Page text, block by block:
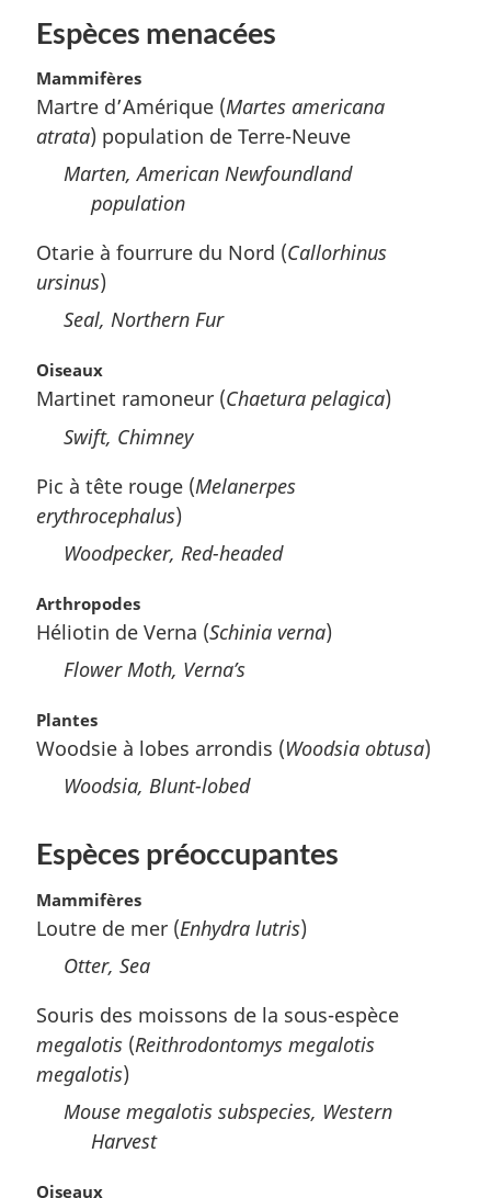
Espèces menacées
Mammifères
Martre d’Amérique (Martes americana
atrata) population de Terre-Neuve
Marten, American Newfoundland
population
Otarie à fourrure du Nord (Callorhinus
ursinus)
Seal, Northern Fur
Oiseaux
Martinet ramoneur (Chaetura pelagica)
Swift, Chimney
Pic à tête rouge (Melanerpes
erythrocephalus)
Woodpecker, Red-headed
Arthropodes
Héliotin de Verna (Schinia verna)
Flower Moth, Verna’s
Plantes
Woodsie à lobes arrondis (Woodsia obtusa)
Woodsia, Blunt-lobed
Espèces préoccupantes
Mammifères
Loutre de mer (Enhydra lutris)
Otter, Sea
Souris des moissons de la sous-espèce
megalotis (Reithrodontomys megalotis
megalotis)
Mousemegalotis subspecies, Western
Harvest
Oiseaux